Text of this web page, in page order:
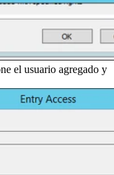
el usuario agregado y